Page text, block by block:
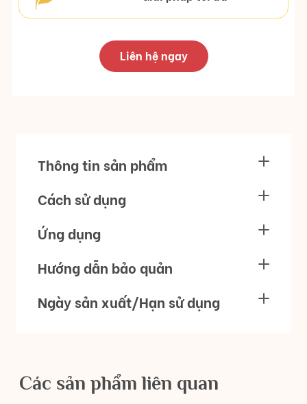
Liên hệ ngay
Thông tin sản phẩm
Cách sử dụng
Ứng dụng
Hướng dẫn bảo quản
Ngày sản xuất/Hạn sử dụng
Các sản phẩm liên quan